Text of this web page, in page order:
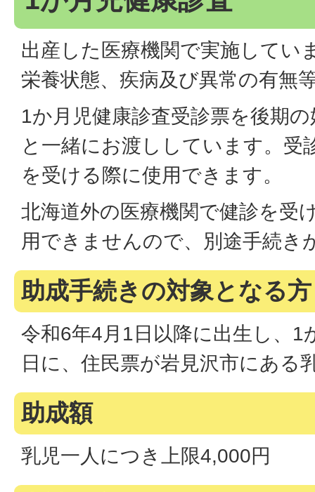
出産した医療機関で実施してい
栄養状態、疾病及び異常の有無
1か月児健康診査受診票を後期
と一緒にお渡ししています。受
を受ける際に使用できます。
北海道外の医療機関で健診を受
用できませんので、別途手続き
助成手続きの対象となる方
令和6年4月1日以降に出生し、1
日に、住民票が岩見沢市にある
助成額
乳児一人につき上限4,000円